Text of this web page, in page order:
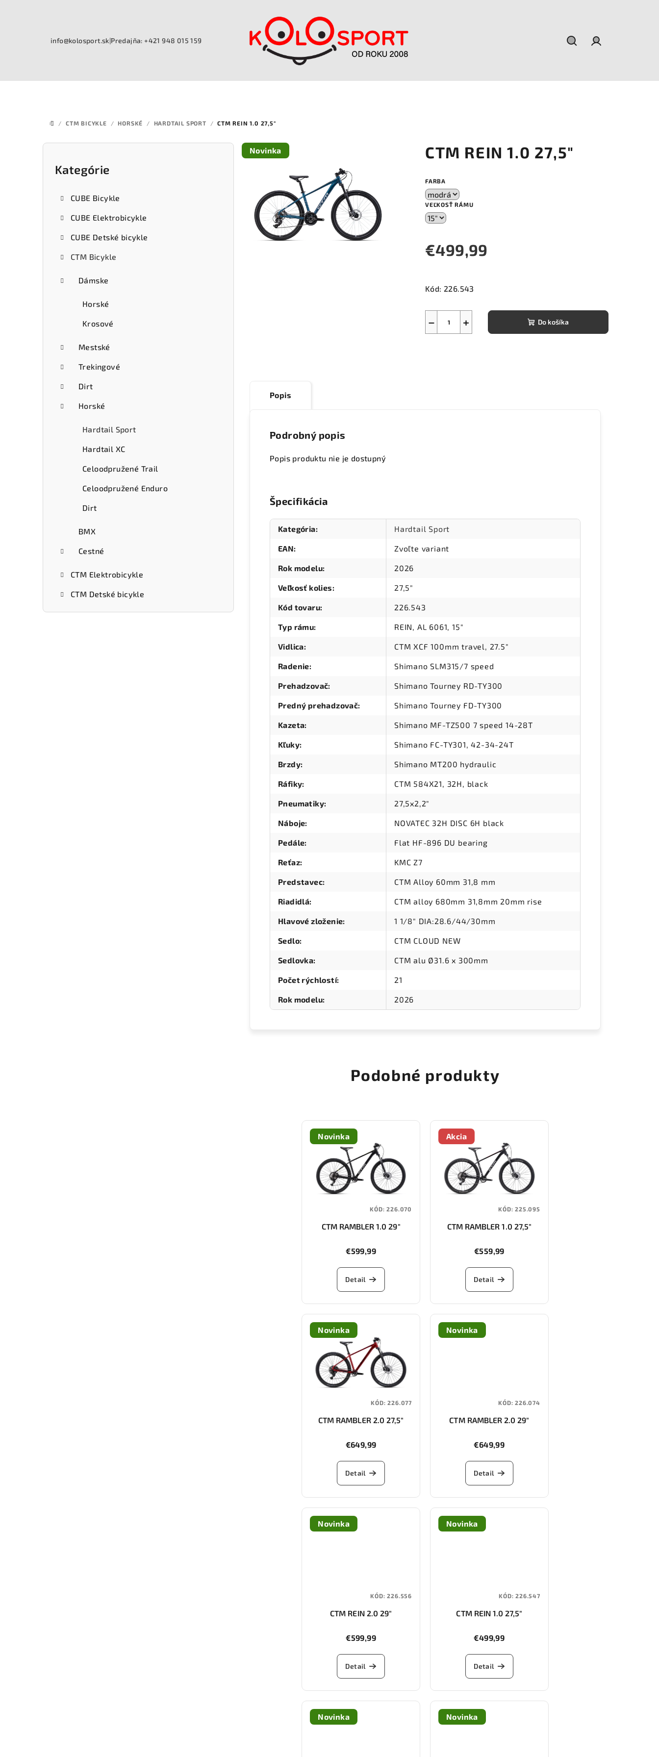
info@kolosport.sk|Predajňa: +421 948 015 159
DOMOV
/ CTM BICYKLE / HORSKÉ / HARDTAIL SPORT / CTM REIN 1.0 27,5"
Preskočiť
Kategórie
CUBE Bicykle
CUBE Elektrobicykle
CUBE Detské bicykle
CTM Bicykle
Dámske
Horské
Krosové
Mestské
Trekingové
Dirt
Horské
Hardtail Sport
Hardtail XC
Celoodpružené Trail
Celoodpružené Enduro
Dirt
BMX
Cestné
CTM Elektrobicykle
CTM Detské bicykle
CTM REIN 1.0 27,5"
FARBA
VEĽKOSŤ RÁMU
€499,99
cena:
Kód: 226.543
+
− Do košíka
Novinka
Popis
Podrobný popis
Popis produktu nie je dostupný
Špecifikácia
Kategória: Hardtail Sport
EAN: Zvoľte variant
Rok modelu: 2026
Veľkosť kolies: 27,5"
Kód tovaru: 226.543
Typ rámu: REIN, AL 6061, 15"
Vidlica: CTM XCF 100mm travel, 27.5"
Radenie: Shimano SLM315/7 speed
Prehadzovač: Shimano Tourney RD-TY300
Predný prehadzovač: Shimano Tourney FD-TY300
Kazeta: Shimano MF-TZ500 7 speed 14-28T
Kľuky: Shimano FC-TY301, 42-34-24T
Brzdy: Shimano MT200 hydraulic
Ráfiky: CTM 584X21, 32H, black
Pneumatiky: 27,5x2,2"
Náboje: NOVATEC 32H DISC 6H black
Pedále: Flat HF-896 DU bearing
Reťaz: KMC Z7
Predstavec: CTM Alloy 60mm 31,8 mm
Riadidlá: CTM alloy 680mm 31,8mm 20mm rise
Hlavové zloženie: 1 1/8" DIA:28.6/44/30mm
Sedlo: CTM CLOUD NEW
Sedlovka: CTM alu Ø31.6 x 300mm
Počet rýchlostí: 21
Rok modelu: 2026
Podobné produkty
Novinka
CTM RAMBLER 1.0 29"
€599,99
Detail
KÓD:226.070
Akcia
CTM RAMBLER 1.0 27,5"
€559,99
Detail
KÓD:225.095
Novinka
CTM RAMBLER 2.0 27,5"
€649,99
Detail
KÓD:226.077
Novinka
CTM RAMBLER 2.0 29"
€649,99
Detail
KÓD:226.074
Novinka
CTM REIN 2.0 29"
€599,99
Detail
KÓD:226.556
Novinka
CTM REIN 1.0 27,5"
€499,99
Detail
KÓD:226.547
Novinka Novinka